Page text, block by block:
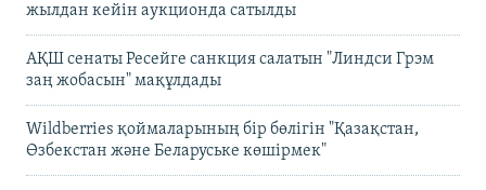
жылдан кейін аукционда сатылды
АҚШ сенаты Ресейге санкция салатын "Линдси Грэм
заң жобасын" мақұлдады
Wildberries қоймаларының бір бөлігін "Қазақстан,
Өзбекстан және Беларуське көшірмек"